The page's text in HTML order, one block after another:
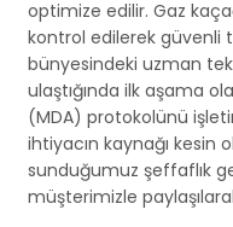
optimize edilir. Gaz
kontrol edilerek güvenli
bünyesindeki uzman
ulaştığında ilk aşama
(MDA) protokolünü
ihtiyacın kaynağı kesin
sunduğumuz şeffaflık
müşterimizle